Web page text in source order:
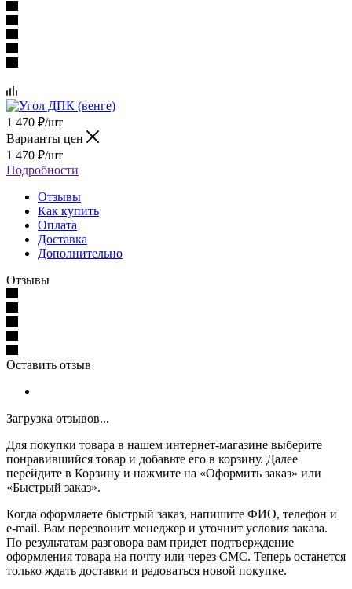
1 470 ₽/шт
Варианты цен
1 470 ₽/шт
Подробности
Отзывы
Как купить
Оплата
Доставка
Дополнительно
Отзывы
Оставить отзыв
Загрузка отзывов...
Для покупки товара в нашем интернет-магазине выберите
понравившийся товар и добавьте его в корзину. Далее
перейдите в Корзину и нажмите на «Оформить заказ» или
«Быстрый заказ».
Когда оформляете быстрый заказ, напишите ФИО, телефон и
e-mail. Вам перезвонит менеджер и уточнит условия заказа.
По результатам разговора вам придет подтверждение
оформления товара на почту или через СМС. Теперь останется
только ждать доставки и радоваться новой покупке.